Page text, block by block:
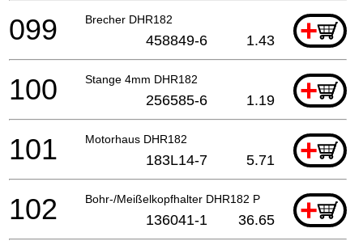
Brecher DHR182 +
099 458849-6 1.43
Stange 4mm DHR182 +
100 256585-6 1.19
Motorhaus DHR182 +
101 183L14-7 5.71
Bohr-/Meißelkopfhalter DHR182 P +
102 136041-1 36.65